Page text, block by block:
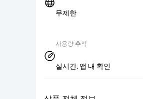
무제한
사용량 추적
실시간, 앱 내 확인